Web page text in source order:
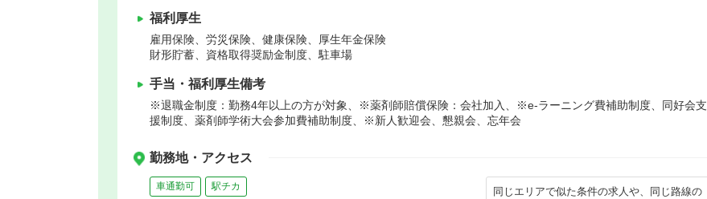
福利厚生
雇用保険、労災保険、健康保険、厚生年金保険
財形貯蓄、資格取得奨励金制度、駐車場
手当・福利厚生備考
※退職金制度：勤務4年以上の方が対象、※薬剤師賠償保険：会社加入、※e-ラーニング費補助制度、同好会支
援制度、薬剤師学術大会参加費補助制度、※新人歓迎会、懇親会、忘年会
勤務地・アクセス
車通勤可 駅チカ
同じエリアで似た条件の求人や、同じ路線の